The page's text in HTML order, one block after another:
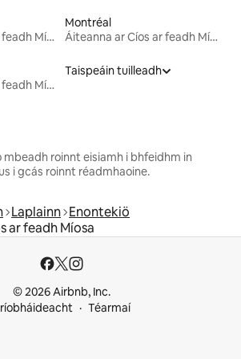
Áiteanna ar Cíos ar feadh Míosa
Montréal
Áiteanna ar Cíos ar feadh Míosa
Áiteanna ar Cíos ar feadh Míosa
Taispeáin tuilleadh
mbeadh roinnt eisiamh i bhfeidhm in
i gcás roinnt réadmhaoine.
Laplainn Enontekiö
ar feadh Míosa
© 2026 Airbnb, Inc.
Téarmaí